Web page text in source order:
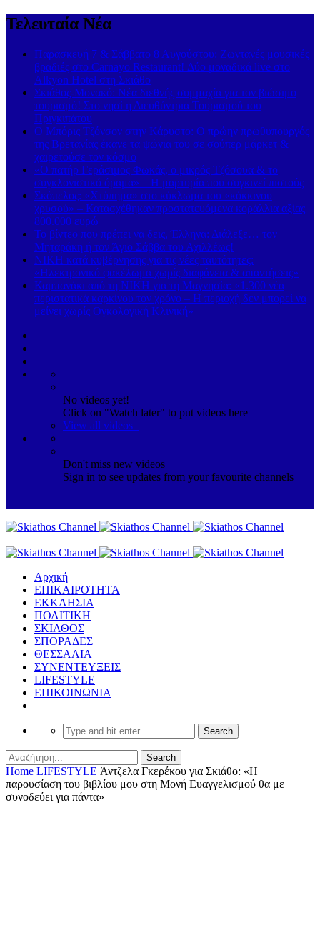
Τελευταία Νέα
Παρασκευή 7 & Σάββατο 8 Αυγούστου: Ζωντανές μουσικές
βραδιές στο Carnayo Restaurant! Δύο μοναδικά live στο
Alkyon Hotel στη Σκιάθο
Σκιάθος-Μονακό: Νέα διεθνής συμμαχία για τον βιώσιμο
τουρισμό! Στο νησί η Διευθύντρια Τουρισμού του
Πριγκιπάτου
Ο Μπόρις Τζόνσον στην Κάρυστο: Ο πρώην πρωθυπουργός
της Βρετανίας έκανε τα ψώνια του σε σούπερ μάρκετ &
χαιρετούσε τον κόσμο
«Ο πατήρ Γεράσιμος Φωκάς, ο μικρός Τζόσουα & το
συγκλονιστικό όραμα» – Η μαρτυρία που συγκινεί πιστούς
Σκόπελος: «Χτύπημα» στο κύκλωμα του «κόκκινου
χρυσού» – Κατασχέθηκαν προστατευόμενα κοράλλια αξίας
800.000 ευρώ
Το βίντεο που πρέπει να δεις, Έλληνα: Διάλεξε… τον
Μηταράκη ή τον Άγιο Σάββα του Αχιλλέως!
ΝΙΚΗ κατά κυβέρνησης για τις νέες ταυτότητες:
«Ηλεκτρονικό φακέλωμα χωρίς διαφάνεια & απαντήσεις»
Καμπανάκι από τη ΝΙΚΗ για τη Μαγνησία: «1.300 νέα
περιστατικά καρκίνου τον χρόνο – Η περιοχή δεν μπορεί να
μείνει χωρίς Ογκολογική Κλινική»
No videos yet!
Click on "Watch later" to put videos here
View all videos
Don't miss new videos
Sign in to see updates from your favourite channels
Αρχική
ΕΠΙΚΑΙΡΟΤΗΤΑ
ΕΚΚΛΗΣΙΑ
ΠΟΛΙΤΙΚΗ
ΣΚΙΑΘΟΣ
ΣΠΟΡΑΔΕΣ
ΘΕΣΣΑΛΙΑ
ΣΥΝΕΝΤΕΥΞΕΙΣ
LIFESTYLE
ΕΠΙΚΟΙΝΩΝΙΑ
Home LIFESTYLE Άντζελα Γκερέκου για Σκιάθο: «Η
παρουσίαση του βιβλίου μου στη Μονή Ευαγγελισμού θα με
συνοδεύει για πάντα»